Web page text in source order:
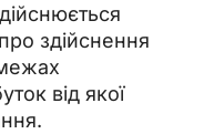
здійснення
від якої